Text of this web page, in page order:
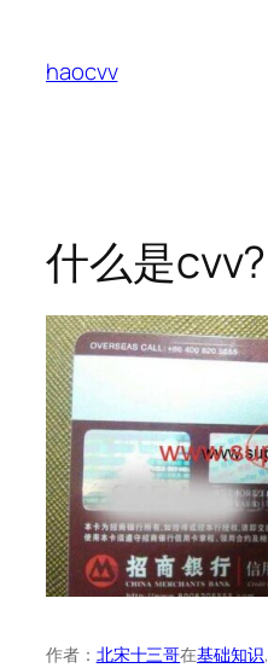
haocvv
什么是cvv?
作者： 北宋十三哥在基础知识,